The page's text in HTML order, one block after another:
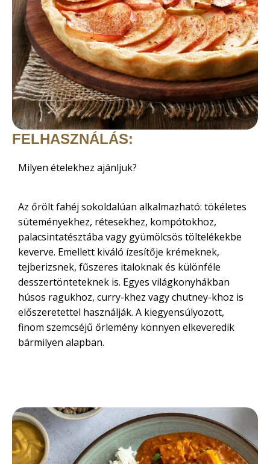
FELHASZNÁLÁS:
Milyen ételekhez ajánljuk?
Az őrölt fahéj sokoldalúan alkalmazható: tökéletes
süteményekhez, rétesekhez, kompótokhoz,
palacsintatésztába vagy gyümölcsös töltelékekbe
keverve. Emellett kiváló ízesítője krémeknek,
tejberizsnek, fűszeres italoknak és különféle
desszertönteteknek is. Egyes világkonyhákban
húsos ragukhoz, curry-khez vagy chutney-khoz is
előszeretettel használják. A kiegyensúlyozott,
finom szemcséjű őrlemény könnyen elkeveredik
bármilyen alapban.